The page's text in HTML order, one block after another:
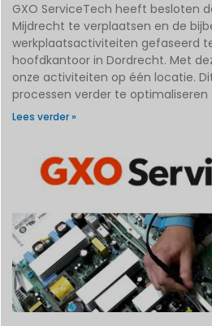
GXO ServiceTech heeft besloten
Mijdrecht te verplaatsen en de
werkplaatsactiviteiten gefaseerd
hoofdkantoor in Dordrecht. Met
onze activiteiten op één locatie.
processen verder te optimaliseren
Lees verder »